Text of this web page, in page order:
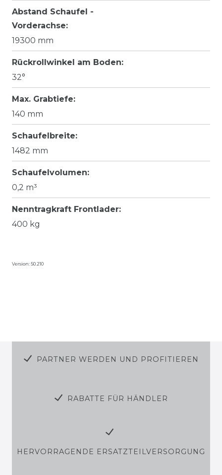
Abstand Schaufel -
Vorderachse:
19300 mm
Rückrollwinkel am Boden:
32°
Max. Grabtiefe:
140 mm
Schaufelbreite:
1482 mm
Schaufelvolumen:
0,2 m³
Nenntragkraft Frontlader:
400 kg
Version: 50.210
PARTNER WERDEN UND PROFITIEREN
RABATTE FÜR HÄNDLER
HERVORRAGENDE ERSATZTEILVERSORGUNG